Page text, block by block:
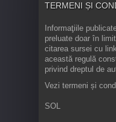
TERMENI ȘI
Informaţiile
preluate doar în
citarea sursei cu
această regulă
privind dreptul de
Vezi termeni și
SOL